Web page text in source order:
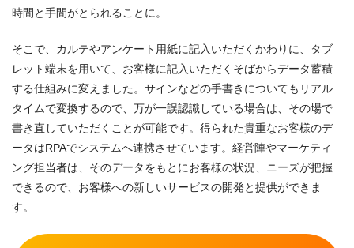
時間と手間がとられることに。
そこで、カルテやアンケート用紙に記入いただくかわりに、タブ
レット端末を用いて、お客様に記入いただくそばからデータ蓄積
する仕組みに変えました。サインなどの手書きについてもリアル
タイムで変換するので、万が一誤認識している場合は、その場で
書き直していただくことが可能です。得られた貴重なお客様のデ
ータはRPAでシステムへ連携させています。経営陣やマーケティ
ング担当者は、そのデータをもとにお客様の状況、ニーズが把握
できるので、お客様への新しいサービスの開発と提供ができま
す。